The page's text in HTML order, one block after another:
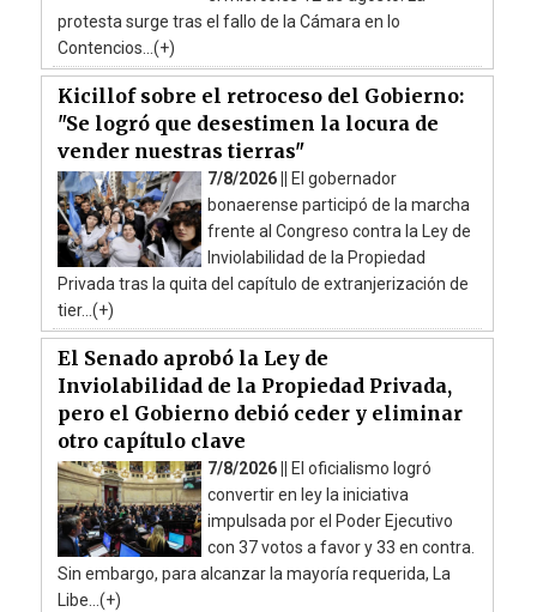
protesta surge tras el fallo de la Cámara en lo
Contencios...(+)
Kicillof sobre el retroceso del Gobierno:
"Se logró que desestimen la locura de
vender nuestras tierras"
7/8/2026 ||
El gobernador
bonaerense participó de la marcha
frente al Congreso contra la Ley de
Inviolabilidad de la Propiedad
Privada tras la quita del capítulo de extranjerización de
tier...(+)
El Senado aprobó la Ley de
Inviolabilidad de la Propiedad Privada,
pero el Gobierno debió ceder y eliminar
otro capítulo clave
7/8/2026 ||
El oficialismo logró
convertir en ley la iniciativa
impulsada por el Poder Ejecutivo
con 37 votos a favor y 33 en contra.
Sin embargo, para alcanzar la mayoría requerida, La
Libe...(+)